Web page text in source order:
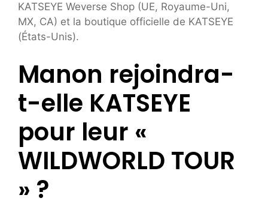
KATSEYE Weverse Shop (UE, Royaume-Uni,
MX, CA) et la boutique officielle de KATSEYE
(États-Unis).
Manon rejoindra-
t-elle KATSEYE
pour leur «
WILDWORLD TOUR
» ?